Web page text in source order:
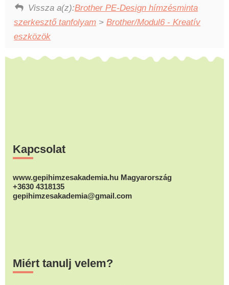
Vissza a(z):Brother PE-Design hímzésminta
szerkesztő tanfolyam >Brother/Modul6 - Kreatív
eszközök
Kapcsolat
www.gepihimzesakademia.hu Magyarország
+3630 4318135
gepihimzesakademia@gmail.com
Miért tanulj velem?